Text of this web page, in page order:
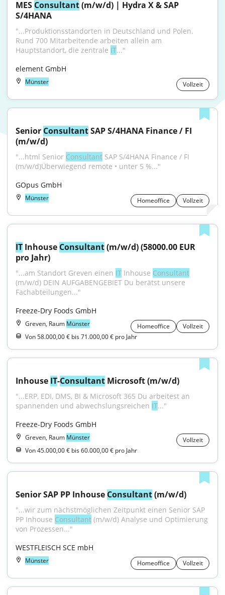
MES Consultant (m/w/d) | Hydra X & SAP
S/4HANA
"...Produktionsstandorten in Deutschland und Polen.
Rund 700 Mitarbeitende arbeiten allein am
Hauptstandort, die zentrale IT..."
element GmbH
Münster Vollzeit
Senior Consultant SAP S/4HANA Finance / FI
(m/w/d)
"...html Senior Consultant SAP S/4HANA Finance / FI
(m/w/d)Überwiegend remote • unter 5 %..."
GOpus GmbH
Münster Homeoffice Vollzeit
IT Inhouse Consultant (m/w/d) (58000.00 EUR
pro Jahr)
"...am Standort Greven einen IT Inhouse Consultant
(m/w/d) DEIN AUFGABENGEBIET Du berätst unsere
Fachabteilungen..."
Freeze-Dry Foods GmbH
Greven, Raum Münster Homeoffice
Vollzeit
Von 58.000,00 € bis 71.000,00 € pro Jahr
Inhouse IT-Consultant Microsoft (m/w/d)
"...ERP, EDI, DMS, BI & Microsoft 365 Du arbeitest an
spannenden und abwechslungsreichen IT..."
Freeze-Dry Foods GmbH
Greven, Raum Münster
Vollzeit
Von 45.000,00 € bis 60.000,00 € pro Jahr
Senior SAP PP Inhouse Consultant (m/w/d)
"...wir zum nächstmöglichen Zeitpunkt einen Senior SAP
PP Inhouse Consultant (m/w/d) Analyse und Optimierung
von Prozessen..."
WESTFLEISCH SCE mbH
Münster Homeoffice Vollzeit